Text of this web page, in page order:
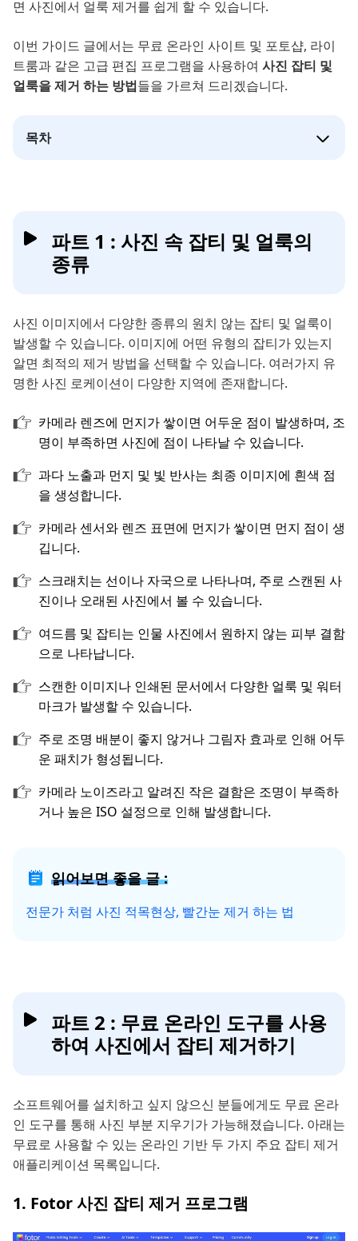
면 사진에서 얼룩 제거를 쉽게 할 수 있습니다.
이번 가이드 글에서는 무료 온라인 사이트 및 포토샵, 라이
트룸과 같은 고급 편집 프로그램을 사용하여 사진 잡티 및
얼룩을 제거 하는 방법들을 가르쳐 드리겠습니다.
목차
파트 1 : 사진 속 잡티 및 얼룩의
종류
사진 이미지에서 다양한 종류의 원치 않는 잡티 및 얼룩이
발생할 수 있습니다. 이미지에 어떤 유형의 잡티가 있는지
알면 최적의 제거 방법을 선택할 수 있습니다. 여러가지 유
명한 사진 로케이션이 다양한 지역에 존재합니다.
카메라 렌즈에 먼지가 쌓이면 어두운 점이 발생하며, 조
명이 부족하면 사진에 점이 나타날 수 있습니다.
과다 노출과 먼지 및 빛 반사는 최종 이미지에 흰색 점
을 생성합니다.
카메라 센서와 렌즈 표면에 먼지가 쌓이면 먼지 점이 생
깁니다.
스크래치는 선이나 자국으로 나타나며, 주로 스캔된 사
진이나 오래된 사진에서 볼 수 있습니다.
여드름 및 잡티는 인물 사진에서 원하지 않는 피부 결함
으로 나타납니다.
스캔한 이미지나 인쇄된 문서에서 다양한 얼룩 및 워터
마크가 발생할 수 있습니다.
주로 조명 배분이 좋지 않거나 그림자 효과로 인해 어두
운 패치가 형성됩니다.
카메라 노이즈라고 알려진 작은 결함은 조명이 부족하
거나 높은 ISO 설정으로 인해 발생합니다.
읽어보면 좋을 글 :
전문가 처럼 사진 적목현상, 빨간눈 제거 하는 법
파트 2 : 무료 온라인 도구를 사용
하여 사진에서 잡티 제거하기
소프트웨어를 설치하고 싶지 않으신 분들에게도 무료 온라
인 도구를 통해 사진 부분 지우기가 가능해졌습니다. 아래는
무료로 사용할 수 있는 온라인 기반 두 가지 주요 잡티 제거
애플리케이션 목록입니다.
1. Fotor 사진 잡티 제거 프로그램